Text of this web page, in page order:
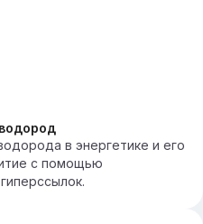
в энергетике и его
с помощью